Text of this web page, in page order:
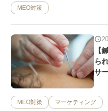
MEO対策
【
ら
サ
MEO対策 マーケティング